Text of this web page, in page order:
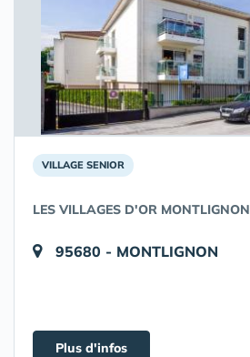
VILLAGE SENIOR
LES VILLAGES D'OR MONTLIGNON
95680 - MONTLIGNON
Plus d'infos